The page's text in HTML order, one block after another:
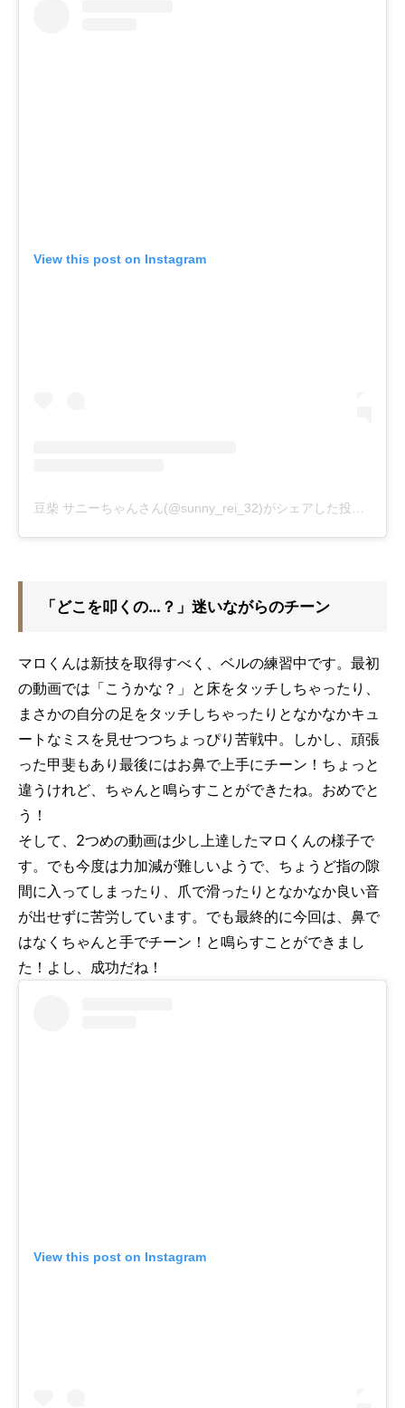
View this post on Instagram
「どこを叩くの…？」迷いながらのチーン
マロくんは新技を取得すべく、ベルの練習中です。最初
の動画では「こうかな？」と床をタッチしちゃったり、
まさかの自分の足をタッチしちゃったりとなかなかキュ
ートなミスを見せつつちょっぴり苦戦中。しかし、頑張
った甲斐もあり最後にはお鼻で上手にチーン！ちょっと
違うけれど、ちゃんと鳴らすことができたね。おめでと
う！
そして、2つめの動画は少し上達したマロくんの様子で
す。でも今度は力加減が難しいようで、ちょうど指の隙
間に入ってしまったり、爪で滑ったりとなかなか良い音
が出せずに苦労しています。でも最終的に今回は、鼻で
はなくちゃんと手でチーン！と鳴らすことができまし
た！よし、成功だね！
View this post on Instagram